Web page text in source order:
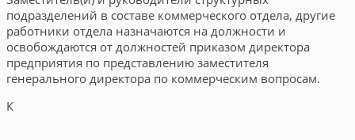
подразделений в составе коммерческого отдела, другие
работники отдела назначаются на должности и
освобождаются от должностей приказом директора
предприятия по представлению заместителя
генерального директора по коммерческим вопросам.
К